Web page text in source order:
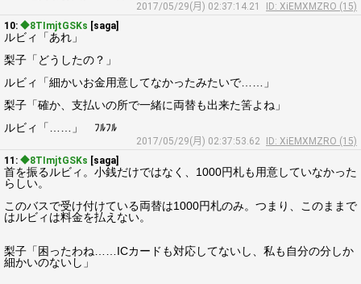
2017/05/29(月) 02:37:14.21
ID: XiEMXMZRO (15)
10: ◆8TImjtGSKs [saga]
ルビィ「あれ」
梨子「どうしたの？」
ルビィ「細かいお金用意してなかったみたいで……」
梨子「確か、支払いの所で一緒に両替も出来た筈よね」
ルビィ「……」 ﾌﾙﾌﾙ
2017/05/29(月) 02:37:53.62
ID: XiEMXMZRO (15)
11: ◆8TImjtGSKs [saga]
首を振るルビィ。小銭だけではなく、1000円札も用意していなかった
らしい。
このバスで受け付けている両替は1000円札のみ。つまり、このままで
はルビィは料金を払えない。
梨子「困ったわね……ICカードも対応してないし、私も自分の分しか
細かいのないし」